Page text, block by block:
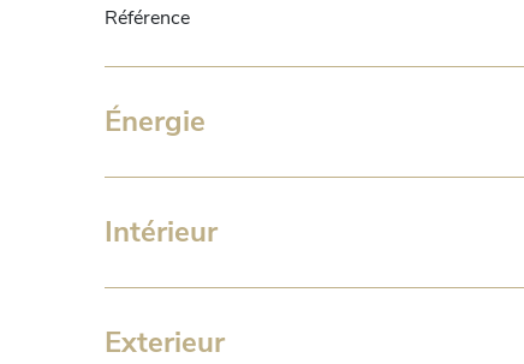
Référence
Énergie
Intérieur
Exterieur